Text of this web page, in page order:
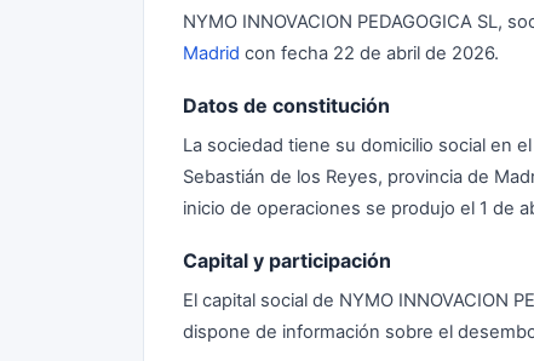
NYMO INNOVACION PEDAGOGICA SL,
Madrid con fecha 22 de abril de 2026.
Datos de constitución
La sociedad tiene su domicilio social en
Sebastián de los Reyes, provincia de
inicio de operaciones se produjo el 1 de
Capital y participación
El capital social de NYMO INNOVACION
dispone de información sobre el